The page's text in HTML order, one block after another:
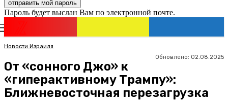
Пароль будет выслан Вам по электронной почте.
Новости Израиля
Обновлено: 02.08.2025
От «сонного Джо» к
«гиперактивному Трампу»:
Ближневосточная перезагрузка